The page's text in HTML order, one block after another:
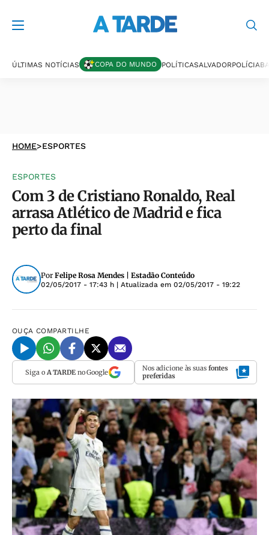
ÚLTIMAS NOTÍCIAS COPA DO MUNDO POLÍTICASALVADORPOLÍCIA
HOME>ESPORTES
ESPORTES
Com 3 de Cristiano Ronaldo, Real
arrasa Atlético de Madrid e fica
perto da final
Por Felipe Rosa Mendes | Estadão Conteúdo
02/05/2017 - 17:43 h | Atualizada em 02/05/2017 - 19:22
OUÇA COMPARTILHE
Siga o A TARDEno Google Nos adicione às suas fontes
preferidas